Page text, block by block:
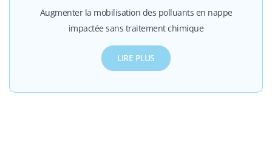
Augmenter la mobilisation des polluants en nappe
impactée sans traitement chimique
LIRE PLUS